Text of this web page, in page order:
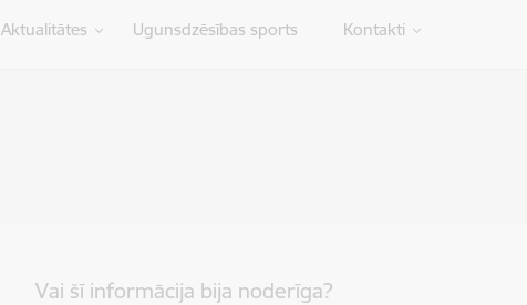
Aktualitātes Ugunsdzēsības sports Kontakti
Vai šī informācija bija noderīga?